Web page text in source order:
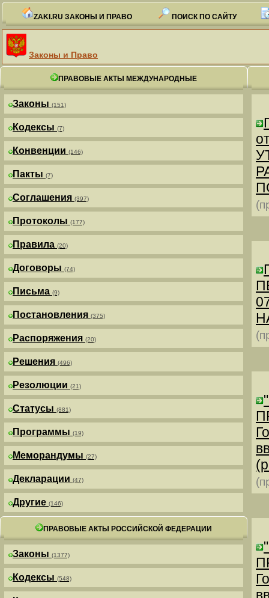
ZAKI.RU ЗАКОНЫ И ПРАВО ПОИСК ПО САЙТУ
Законы и Право
ПРАВОВЫЕ АКТЫ МЕЖДУНАРОДНЫЕ
Законы (151)
Кодексы (7)
Конвенции (146)
Пакты (7)
Соглашения (397)
Протоколы (177)
Правила (20)
Договоры (74)
Письма (9)
Постановления (375)
Распоряжения (20)
Решения (496)
Резолюции (21)
Статусы (881)
Программы (19)
Меморандумы (27)
Декларации (47)
Другие (146)
ПРАВОВЫЕ АКТЫ РОССИЙСКОЙ ФЕДЕРАЦИИ
Законы (1377)
Кодексы (548)